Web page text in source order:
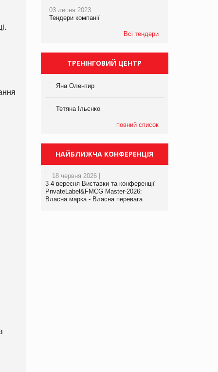
03 липня 2023
Тендери компанії
Всі тендери
ТРЕНІНГОВИЙ ЦЕНТР
Яна Олентир
Тетяна Ільєнко
повний список
НАЙБЛИЖЧА КОНФЕРЕНЦІЯ
18 червня 2026 |
3-4 вересня Виставки та конференції
PrivateLabel&FMCG Master-2026:
Власна марка - Власна перевага